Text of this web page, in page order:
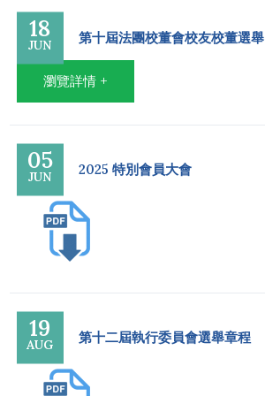
18
JUN 第十屆法團校董會校友校董選舉
瀏覽詳情 +
05
JUN 2025 特別會員大會
19
AUG 第十二屆執行委員會選舉章程